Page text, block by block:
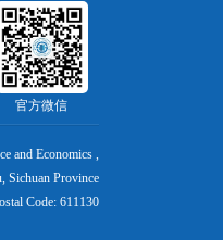
官方微信
and Economics ,
Sichuan Province
Code: 611130